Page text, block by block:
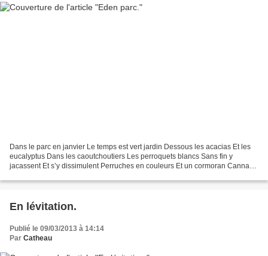
Dans le parc en janvier Le temps est vert jardin Dessous les acacias Et les
eucalyptus Dans les caoutchoutiers Les perroquets blancs Sans fin y
jacassent Et s’y dissimulent Perruches en couleurs Et un cormoran Cannas
En lévitation.
Publié le 09/03/2013 à 14:14
Par Catheau